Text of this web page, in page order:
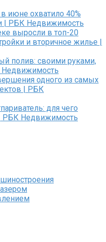
июне охватило 40%
| РБК Недвижимость
выросли в топ-20
и вторичное жилье |
полив: своими руками,
Недвижимость
одного из самых
| РБК
для чего
РБК Недвижимость